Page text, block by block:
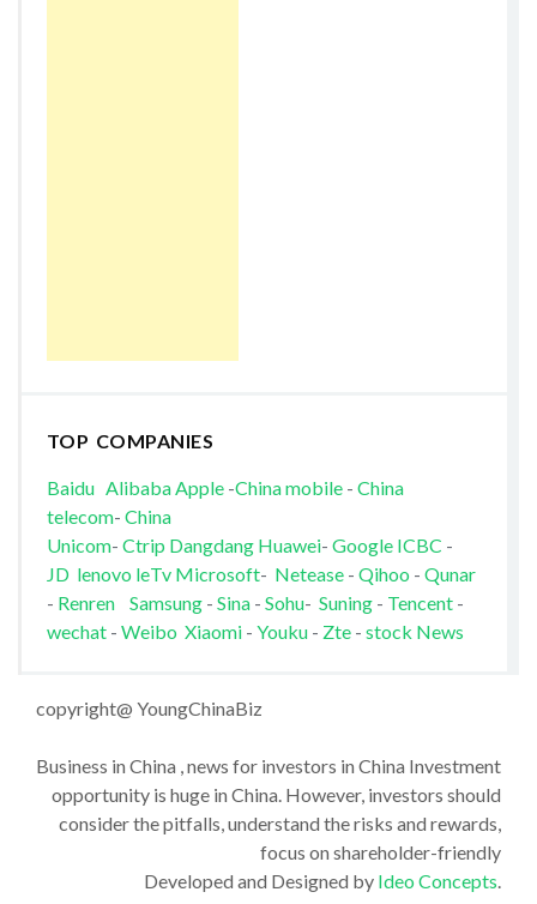
TOP COMPANIES
Baidu AlibabaApple-China mobile- China
telecom- China
Unicom- Ctrip Dangdang Huawei- Google ICBC -
JD lenovo leTv Microsoft- Netease- Qihoo - Qunar
- Renren Samsung- Sina- Sohu- Suning- Tencent-
wechat - Weibo Xiaomi- Youku - Zte- stock News
copyright@ YoungChinaBiz
Business in China , news for investors in China Investment
opportunity is huge in China. However, investors should
consider the pitfalls, understand the risks and rewards,
focus on shareholder-friendly
Developed and Designed by Ideo Concepts.